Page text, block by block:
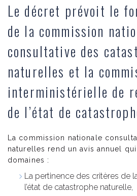
Le décret prévoit le
de la commission
consultative des
naturelles et la
interministérielle de
de l’état de
La commission nationale
naturelles rend un avis annuel
domaines :
La pertinence des critères de
l’état de catastrophe naturelle,